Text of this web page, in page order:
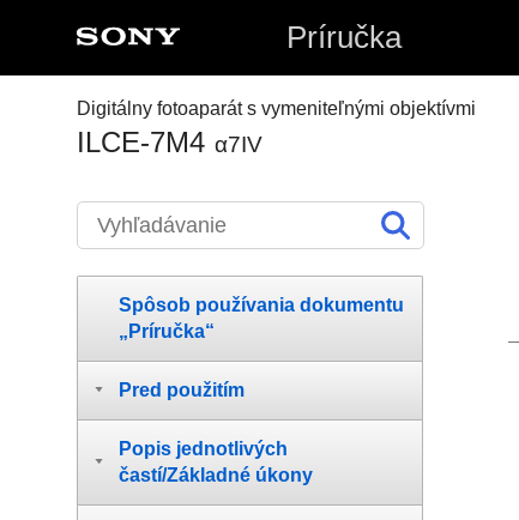
Príručka
Digitálny fotoaparát s vymeniteľnými objektívmi
ILCE-7M4 α7IV
Spôsob používania dokumentu
„Príručka“
Pred použitím
Popis jednotlivých
častí/Základné úkony